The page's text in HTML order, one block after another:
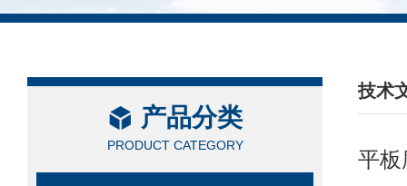
产品分类
PRODUCT CATEGORY
技术
/
平板